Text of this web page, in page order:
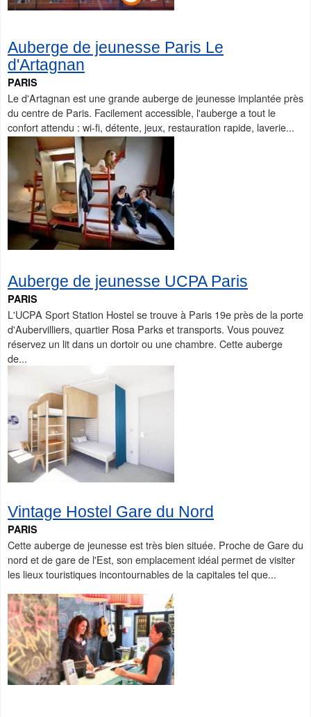
Auberge de jeunesse Paris Le
d'Artagnan
PARIS
Le d'Artagnan est une grande auberge de jeunesse implantée près
du centre de Paris. Facilement accessible, l'auberge a tout le
confort attendu : wi-fi, détente, jeux, restauration rapide, laverie...
Auberge de jeunesse UCPA Paris
PARIS
L'UCPA Sport Station Hostel se trouve à Paris 19e près de la porte
d'Aubervilliers, quartier Rosa Parks et transports. Vous pouvez
réservez un lit dans un dortoir ou une chambre. Cette auberge
de...
Vintage Hostel Gare du Nord
PARIS
Cette auberge de jeunesse est très bien située. Proche de Gare du
nord et de gare de l'Est, son emplacement idéal permet de visiter
les lieux touristiques incontournables de la capitales tel que...